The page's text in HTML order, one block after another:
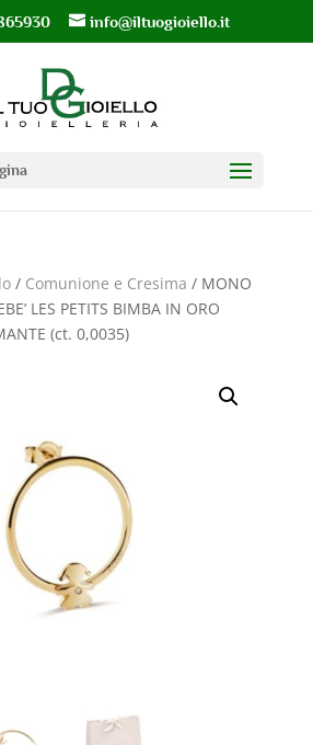
info@iltuogioiello.it
/ Comunione e Cresima / MONO
LES PETITS BIMBA IN ORO
(ct. 0,0035)